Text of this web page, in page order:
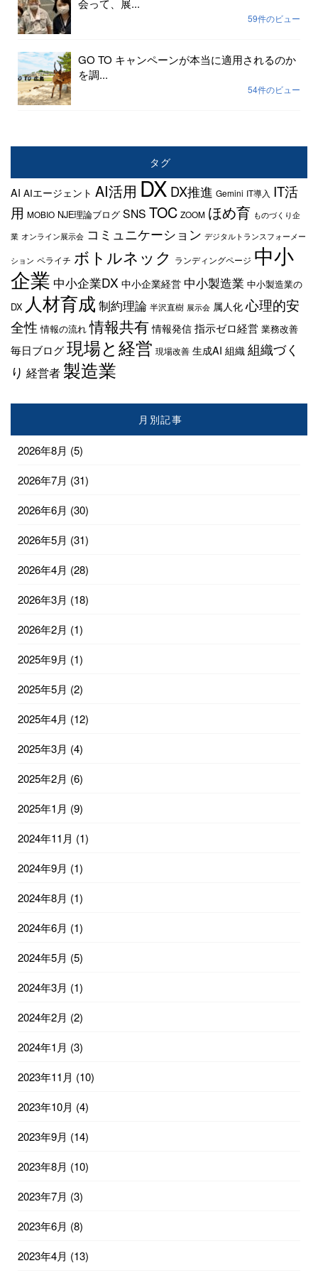
会って、展...
59件のビュー
GO TO キャンペーンが本当に適用されるのか
を調...
54件のビュー
タグ
AI AIエージェント AI活用 DXDX推進 Gemini IT導入 IT活
用 MOBIO NJE理論ブログ SNS TOC ZOOM ほめ育 ものづくり企
業 オンライン展示会 コミュニケーション デジタルトランスフォーメー
ション ペライチ ボトルネック ランディングページ 中小
企業 中小企業DX 中小企業経営 中小製造業 中小製造業の
DX 人材育成 制約理論 半沢直樹 展示会 属人化 心理的安
全性 情報の流れ 情報共有 情報発信 指示ゼロ経営 業務改善
毎日ブログ現場と経営 現場改善 生成AI 組織 組織づく
り 経営者 製造業
月別記事
2026年8月 (5)
2026年7月 (31)
2026年6月 (30)
2026年5月 (31)
2026年4月 (28)
2026年3月 (18)
2026年2月 (1)
2025年9月 (1)
2025年5月 (2)
2025年4月 (12)
2025年3月 (4)
2025年2月 (6)
2025年1月 (9)
2024年11月 (1)
2024年9月 (1)
2024年8月 (1)
2024年6月 (1)
2024年5月 (5)
2024年3月 (1)
2024年2月 (2)
2024年1月 (3)
2023年11月 (10)
2023年10月 (4)
2023年9月 (14)
2023年8月 (10)
2023年7月 (3)
2023年6月 (8)
2023年4月 (13)